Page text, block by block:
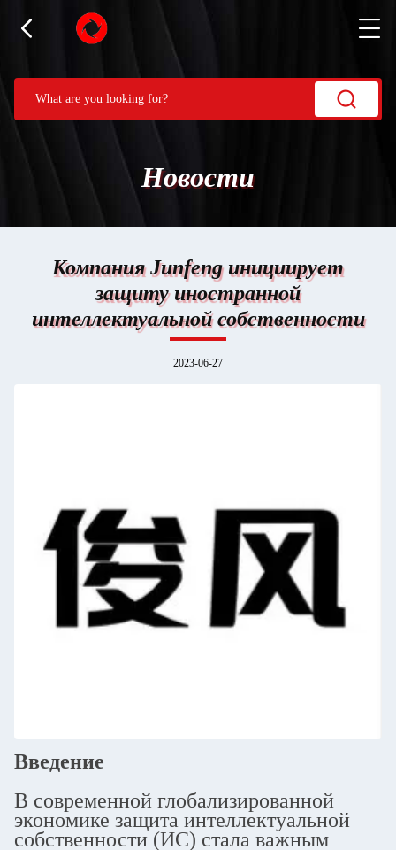
Новости
Компания Junfeng инициирует
защиту иностранной
интеллектуальной собственности
2023-06-27
Введение
В современной глобализированной
экономике защита интеллектуальной
собственности (ИС) стала важным